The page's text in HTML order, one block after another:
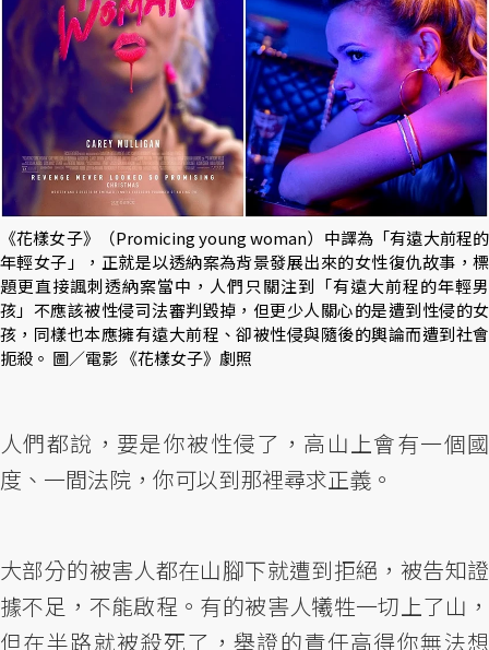
《花樣女子》（Promicing young woman）中譯為「有遠大前程的
年輕女子」，正就是以透納案為背景發展出來的女性復仇故事，標
題更直接諷刺透納案當中，人們只關注到「有遠大前程的年輕男
孩」不應該被性侵司法審判毀掉，但更少人關心的是遭到性侵的女
孩，同樣也本應擁有遠大前程、卻被性侵與隨後的輿論而遭到社會
扼殺。 圖／電影 《花樣女子》劇照
人們都說，要是你被性侵了，高山上會有一個國
度、一間法院，你可以到那裡尋求正義。
大部分的被害人都在山腳下就遭到拒絕，被告知證
據不足，不能啟程。有的被害人犧牲一切上了山，
但在半路就被殺死了，舉證的責任高得你無法想